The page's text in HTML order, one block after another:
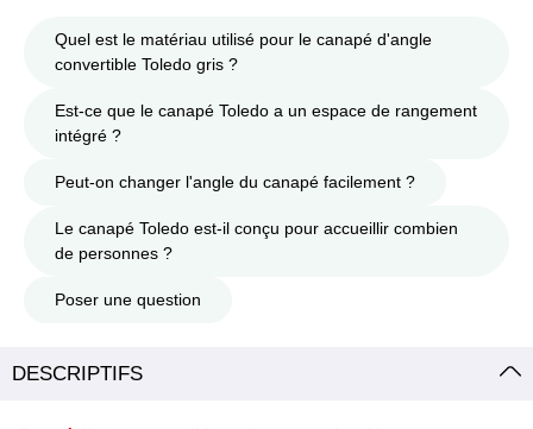
Quel est le matériau utilisé pour le canapé d'angle
convertible Toledo gris ?
Est-ce que le canapé Toledo a un espace de rangement
intégré ?
Peut-on changer l'angle du canapé facilement ?
Le canapé Toledo est-il conçu pour accueillir combien
de personnes ?
Poser une question
DESCRIPTIFS